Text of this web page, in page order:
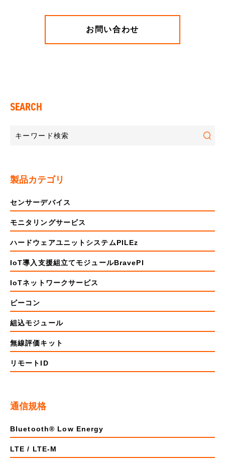
お問い合わせ
SEARCH
製品カテゴリ
センサーデバイス
モニタリングサービス
ハードウェアユニットシステムPILEz
IoT導入支援組立てモジュールBravePI
IoTネットワークサービス
ビーコン
組込モジュール
無線評価キット
リモートID
通信規格
Bluetooth® Low Energy
LTE / LTE-M